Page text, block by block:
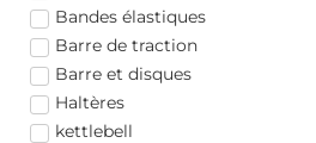
Bandes élastiques
Barre de traction
Barre et disques
Haltères
kettlebell